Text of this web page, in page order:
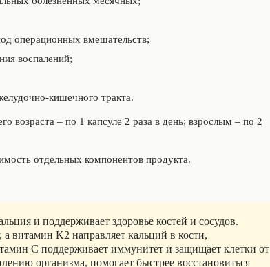
операционных вмешательств;
воспалений;
кишечного тракта.
возраста – по 1 капсуле 2 раза в день; взрослым – по 2
отдельных компонентов продукта.
и поддерживает здоровье костей и сосудов.
витамин K2 направляет кальций в кости,
C поддерживает иммунитет и защищает клетки от
организма, помогает быстрее восстановиться